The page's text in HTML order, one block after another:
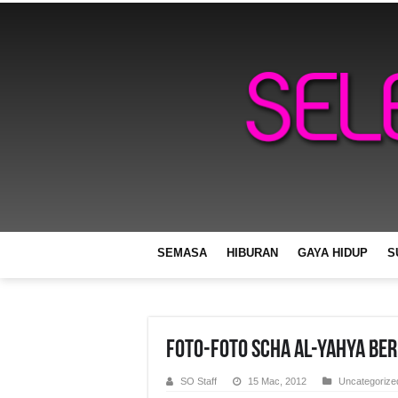
SEMASA HIBURAN GAYA HIDUP
Foto-foto Scha Al-Yahya
SO Staff 15 Mac, 2012